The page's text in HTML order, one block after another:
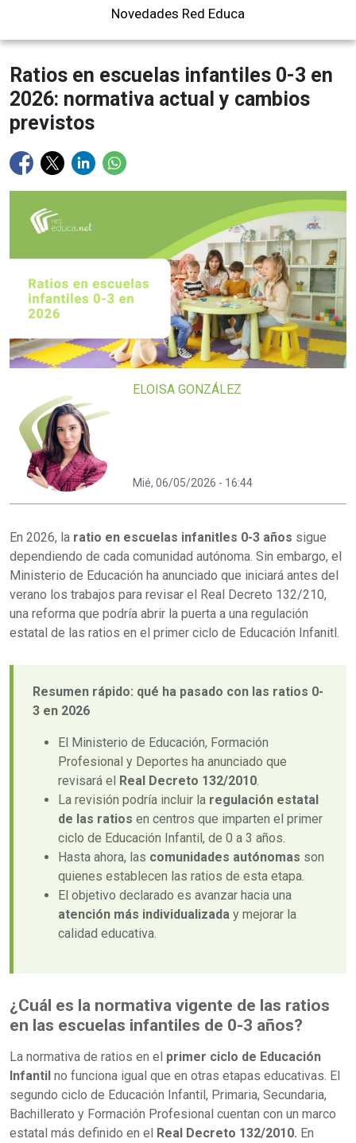
Novedades Red Educa
Ratios en escuelas infantiles 0-3 en
2026: normativa actual y cambios
previstos
ELOISA GONZÁLEZ
Mié, 06/05/2026 - 16:44
En 2026, la ratio en escuelas infanitles 0-3 años sigue
dependiendo de cada comunidad autónoma. Sin embargo, el
Ministerio de Educación ha anunciado que iniciará antes del
verano los trabajos para revisar el Real Decreto 132/210,
una reforma que podría abrir la puerta a una regulación
estatal de las ratios en el primer ciclo de Educación Infanitl.
Resumen rápido: qué ha pasado con las ratios 0-
3 en 2026
El Ministerio de Educación, Formación
Profesional y Deportes ha anunciado que
revisará el Real Decreto 132/2010.
La revisión podría incluir la regulación estatal
de las ratios en centros que imparten el primer
ciclo de Educación Infantil, de 0 a 3 años.
Hasta ahora, las comunidades autónomas son
quienes establecen las ratios de esta etapa.
El objetivo declarado es avanzar hacia una
atención más individualizada y mejorar la
calidad educativa.
¿Cuál es la normativa vigente de las ratios
en las escuelas infantiles de 0-3 años?
La normativa de ratios en el primer ciclo de Educación
Infantil no funciona igual que en otras etapas educativas. El
segundo ciclo de Educación Infantil, Primaria, Secundaria,
Bachillerato y Formación Profesional cuentan con un marco
estatal más definido en el Real Decreto 132/2010. En